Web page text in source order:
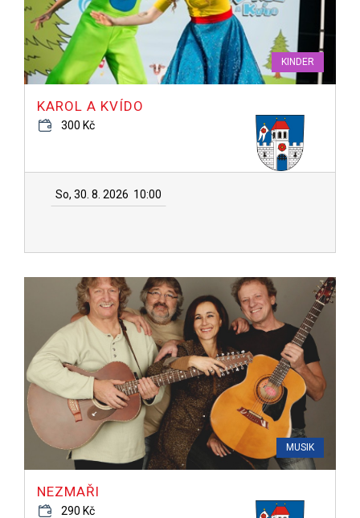
KINDER
KAROL A KVÍDO
300 Kč
So, 30. 8. 2026 10:00
MUSIK
NEZMAŘI
290 Kč